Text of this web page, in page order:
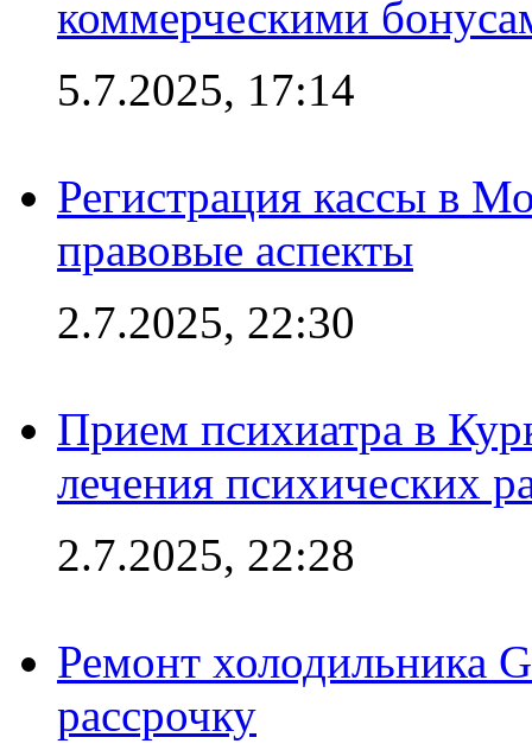
коммерческими
5.7.2025, 17:14
Регистрация кассы в
правовые аспекты
2.7.2025, 22:30
Прием психиатра в
лечения психических
2.7.2025, 22:28
Ремонт холодильника
рассрочку